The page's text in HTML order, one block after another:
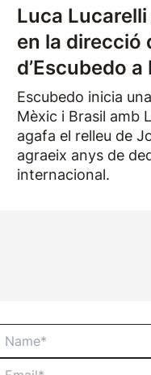
Luca
en la direcció
d’Escubedo
Escubedo inicia
Mèxic i Brasil amb
agafa el relleu de
agraeix anys de
internacional.